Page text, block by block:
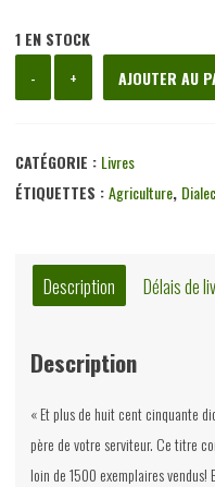
1 EN STOCK
-
de
cô
d'û
â
siéke
an
Ardène:
lès
machines,
+ AJOUTER AU
CATÉGORIE : Livres
ÉTIQUETTES :Agriculture,
Description Délais de
Description
« Et plus de huit cent cinquante
père de votre serviteur. Ce titre
loin de 1500 exemplaires vendus!